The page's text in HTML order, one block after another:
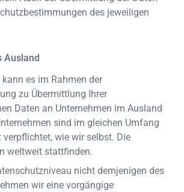
des jeweiligen
Ausland
es im Rahmen der
zu Übermittlung Ihrer
Daten an Unternehmen im Ausland
sind im gleichen Umfang
wie wir selbst. Die
weltweit stattfinden.
nicht demjenigen des
wir eine vorgängige